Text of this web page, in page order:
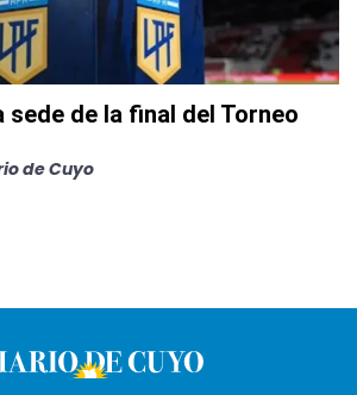
sede de la final del Torneo
de Cuyo